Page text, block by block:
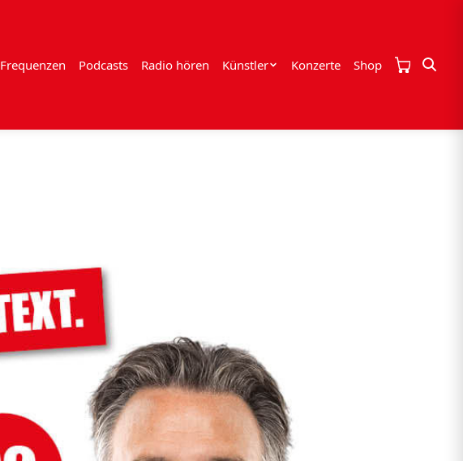
Frequenzen Podcasts Radio hören Künstler Konzerte Shop